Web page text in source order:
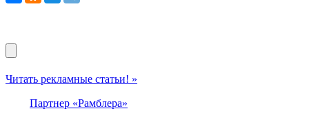
Читать рекламные статьи! »
Партнер «Рамблера»